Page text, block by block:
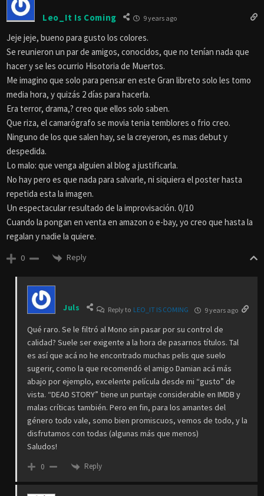
Leo_It Is Coming 9 years ago
Jeje jeje, bueno para gusto los colores.
Se reunieron un par de amigos, conocidos, que no tenían nada que
hacer y se les ocurrio Hisotoria de Muertos.
Me imagino que solo para pensar en este Gran libreto solo les tomo
media hora, y quizás 2 días para hacerla.
Era terror, drama,? creo que ellos solo saben.
Que riza, el camarógrafo se movia tenia temblores o frio creo.
Ninguno de los que salen hay, se la creyeron, es mas debut y
despedida.
Lo malo: que venga alguien al blog a justificarla.
No hay pero es que nada para salvarle, ni siquiera el poster hasta
repetida esta la imagen.
Un espectacular resultado de la improvisación. 0/10
Cuando la pongan en venta en amazon o e-bay, yo creo que hasta la
regalan y nadie la quiere.
0 Reply
Juls Reply to LEO_IT IS COMING 9 years ago
Qué raro. Se le filtró al Mono sin pasar por su control de
calidad? Suele ser exigente a la hora de pasarnos títulos. Tal
es así que acá no he encontrado muchas pelis que suelo
sugerir, como la que recomendó el amigo Damian acá más
abajo por ejemplo, excelente película desde mi “gusto” de
vista. “DEAD STORY” tiene un puntaje considerable en IMDB y
malas críticas también. Pero en fin, para los amantes del
género todo vale, somo bien promiscuos, vemos de todo, y la
disfrutamos con todas (algunas más que menos)
Saludos!
0 Reply